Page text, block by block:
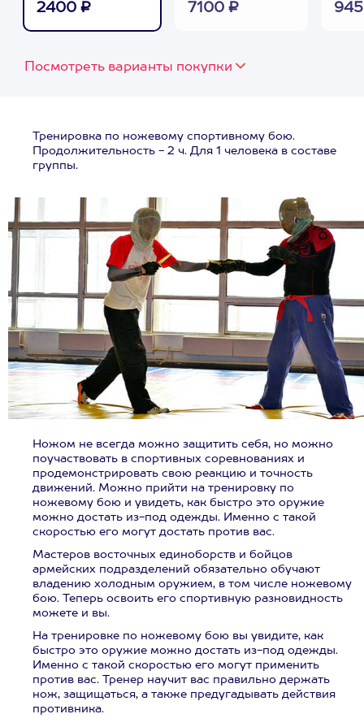
2400 ₽ 7100 ₽
Посмотреть варианты покупки
Тренировка по ножевому спортивному бою.
Продолжительность - 2 ч. Для 1 человека в составе
группы.
Ножом не всегда можно защитить себя, но можно
поучаствовать в спортивных соревнованиях и
продемонстрировать свою реакцию и точность
движений. Можно прийти на тренировку по
ножевому бою и увидеть, как быстро это оружие
можно достать из-под одежды. Именно с такой
скоростью его могут достать против вас.
Мастеров восточных единоборств и бойцов
армейских подразделений обязательно обучают
владению холодным оружием, в том числе ножевому
бою. Теперь освоить его спортивную разновидность
можете и вы.
На тренировке по ножевому бою вы увидите, как
быстро это оружие можно достать из-под одежды.
Именно с такой скоростью его могут применить
против вас. Тренер научит вас правильно держать
нож, защищаться, а также предугадывать действия
противника.